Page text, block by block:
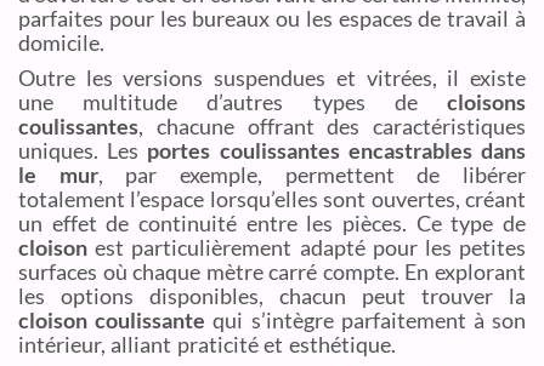
parfaites pour les bureaux ou les espaces de travail à
domicile.
Outre les versions suspendues et vitrées, il existe
une multitude d’autres types de cloisons
coulissantes, chacune offrant des caractéristiques
uniques. Les portes coulissantes encastrables dans
le mur, par exemple, permettent de libérer
totalement l’espace lorsqu’elles sont ouvertes, créant
un effet de continuité entre les pièces. Ce type de
cloison est particulièrement adapté pour les petites
surfaces où chaque mètre carré compte. En explorant
les options disponibles, chacun peut trouver la
cloison coulissante qui s’intègre parfaitement à son
intérieur, alliant praticité et esthétique.